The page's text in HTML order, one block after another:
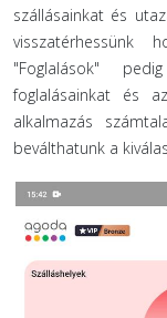
szállásainkat és
visszatérhessünk
"Foglalások"
foglalásainkat és
alkalmazás
beválthatunk a